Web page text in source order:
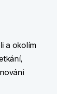
a okolím